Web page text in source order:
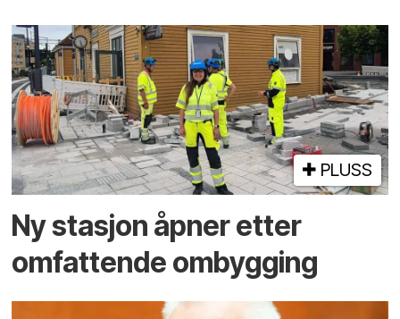
PLUSS
Ny stasjon åpner etter
omfattende ombygging